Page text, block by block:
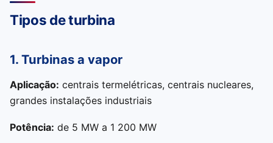
Tipos de turbina
1. Turbinas a vapor
Aplicação: centrais termelétricas, centrais nucleares,
grandes instalações industriais
Potência: de 5 MW a 1 200 MW